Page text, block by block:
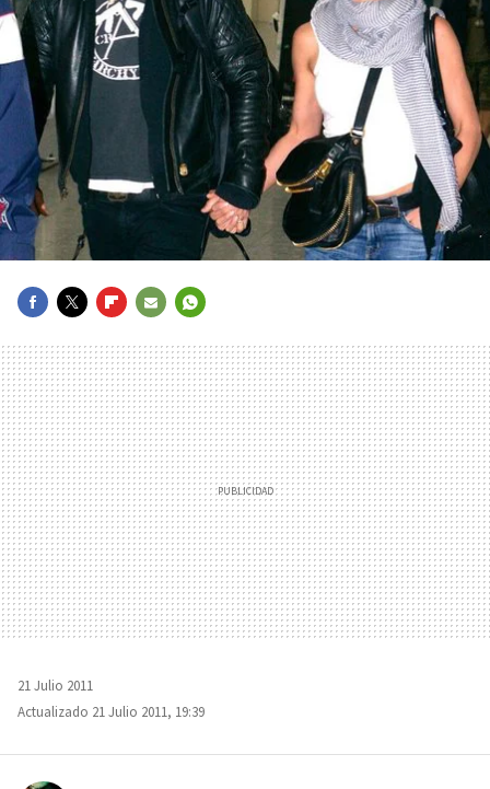
MAIL
21 Julio 2011
Actualizado 21 Julio 2011, 19:39